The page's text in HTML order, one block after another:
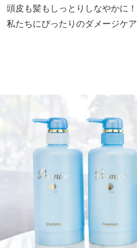
頭皮も髪もしっとりしなやかに！
私たちにぴったりのダメージケア